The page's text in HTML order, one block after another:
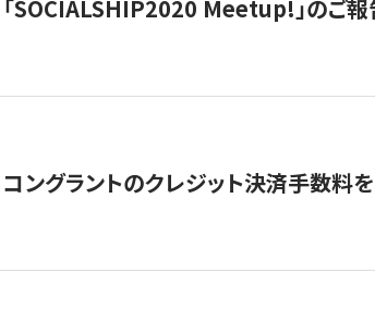
「SOCIALSHIP2020 Meetup!」のご報
コングラントのクレジット決済手数料